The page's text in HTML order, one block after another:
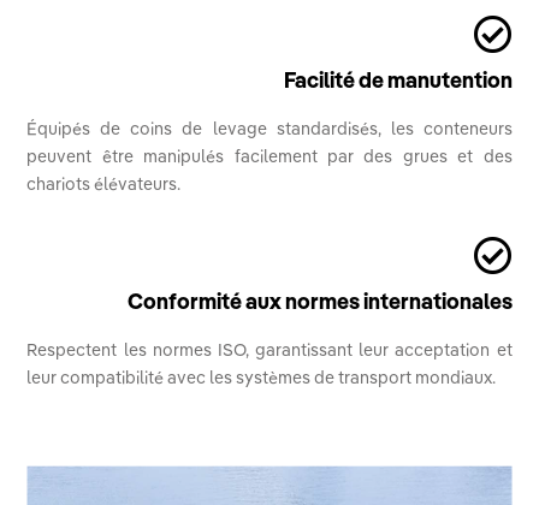

Facilité de manutention
Équipés de coins de levage standardisés, les conteneurs
peuvent être manipulés facilement par des grues et des
chariots élévateurs.

Conformité aux normes internationales
Respectent les normes ISO, garantissant leur acceptation et
leur compatibilité avec les systèmes de transport mondiaux.